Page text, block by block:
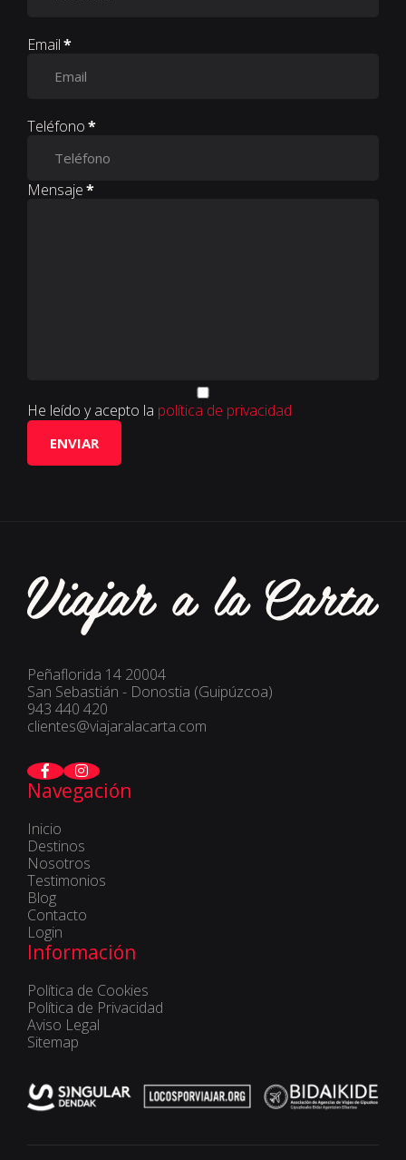
Email*
Teléfono*
Mensaje*
He leído y acepto la política de privacidad
ENVIAR
Peñaflorida 14 20004
San Sebastián - Donostia (Guipúzcoa)
943 440 420
clientes@viajaralacarta.com
Navegación
Inicio
Destinos
Nosotros
Testimonios
Blog
Contacto
Login
Información
Política de Cookies
Política de Privacidad
Aviso Legal
Sitemap